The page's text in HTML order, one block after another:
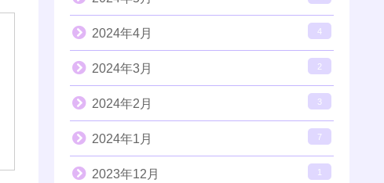
2024年4月 4
2024年3月 2
2024年2月 3
2024年1月 7
2023年12月 1